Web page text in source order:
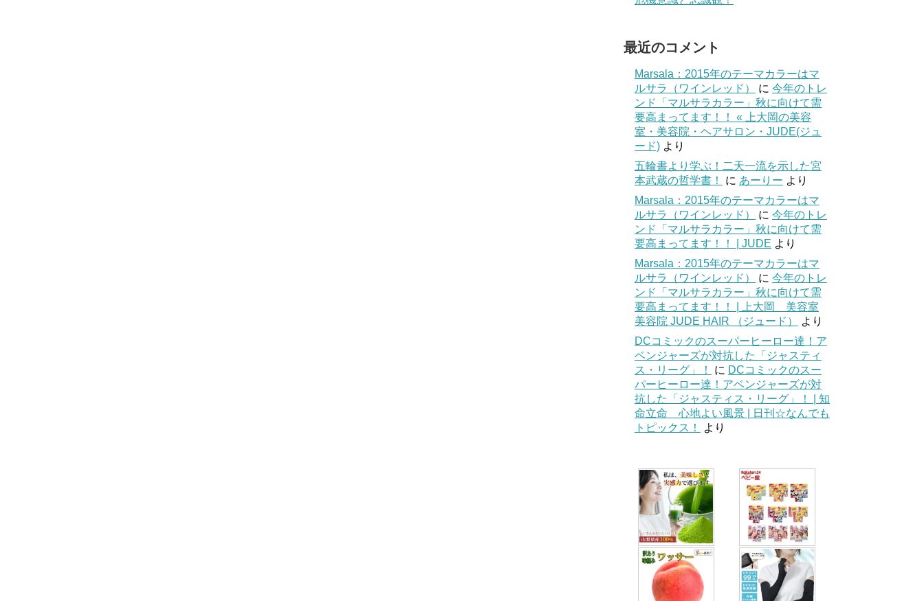
最近のコメント
Marsala：2015年のテーマカラーはマ
ルサラ（ワインレッド）
に 今年のトレ
ンド「マルサラカラー」秋に向けて需
要高まってます！！ « 上大岡の美容
室・美容院・ヘアサロン・JUDE(ジュ
ード) より
五輪書より学ぶ！二天一流を示した宮
本武蔵の哲学書！
に あーりー より
Marsala：2015年のテーマカラーはマ
ルサラ（ワインレッド）
に 今年のトレ
ンド「マルサラカラー」秋に向けて需
要高まってます！！ | JUDE より
Marsala：2015年のテーマカラーはマ
ルサラ（ワインレッド）
に 今年のトレ
ンド「マルサラカラー」秋に向けて需
要高まってます！！ | 上大岡 美容室
美容院 JUDE HAIR （ジュード）
より
DCコミックのスーパーヒーロー達！ア
ベンジャーズが対抗した「ジャスティ
ス・リーグ」！
に DCコミックのスー
パーヒーロー達！アベンジャーズが対
抗した「ジャスティス・リーグ」！ | 知
命立命 心地よい風景 | 日刊☆なんでも
トピックス！
より